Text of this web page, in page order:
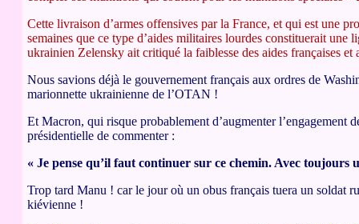
Cette livraison d’armes offensives par la France, et qui est une
semaines que ce type d’aides militaires lourdes constituerait
ukrainien Zelensky ait critiqué la faiblesse des aides françaises et
Nous savions déjà le gouvernement français aux ordres de
marionnette ukrainienne de l’OTAN !
Et Macron, qui risque probablement d’augmenter l’engagement
présidentielle de commenter :
« Je pense qu’il faut continuer sur ce chemin. Avec toujours
Trop tard Manu ! car le jour où un obus français tuera un soldat
kiévienne !